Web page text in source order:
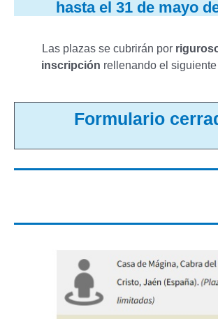
hasta el 31 de mayo
Las plazas se cubrirán por
inscripción rellenando el
Formulario